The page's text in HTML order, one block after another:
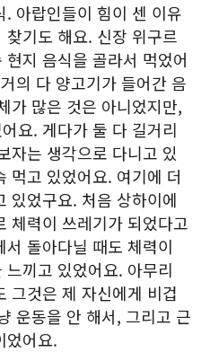
아랍인들이 힘이 센 이유
기도 해요. 신장 위구르
지 음식을 골라서 먹었어
의 다 양고기가 들어간 음
가 많은 것은 아니었지만,
요. 게다가 둘 다 길거리
자는 생각으로 다니고 있
먹고 있었어요. 여기에 더
있었구요. 처음 상하이에
체력이 쓰레기가 되었다고
돌아다닐 때도 체력이
끼고 있었어요. 아무리
그것은 제 자신에게 비겁
운동을 안 해서, 그리고 근
었어요.